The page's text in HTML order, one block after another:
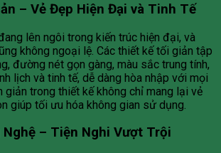
– Vẻ Đẹp Hiện Đại và Tinh Tế
lên ngôi trong kiến trúc hiện đại, và
không ngoại lệ. Các thiết kế tối giản tập
đường nét gọn gàng, màu sắc trung tính,
lịch và tinh tế, dễ dàng hòa nhập với mọi
giản trong thiết kế không chỉ mang lại vẻ
giúp tối ưu hóa không gian sử dụng.
– Tiện Nghi Vượt Trội